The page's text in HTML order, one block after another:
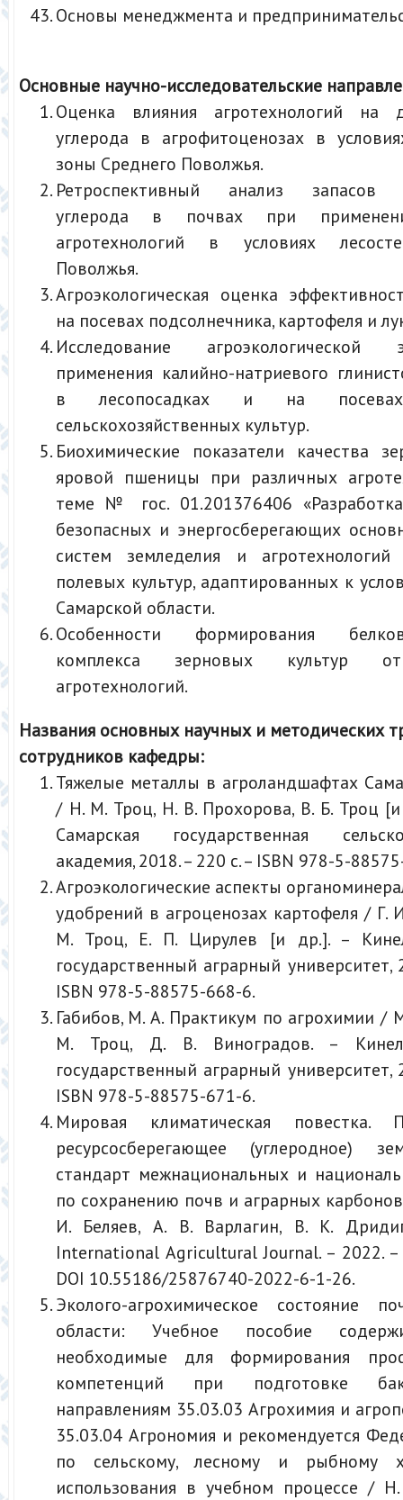
Основы менеджмента и
Основные научно-исследовательские
Оценка влияния агротехнологий на
углерода в агрофитоценозах в
зоны Среднего Поволжья.
Ретроспективный анализ запасов
углерода в почвах при
агротехнологий в условиях
Поволжья.
Агроэкологическая оценка
на посевах подсолнечника, картофеля и
Исследование агроэкологической
применения калийно-натриевого
в лесопосадках и на посевах
сельскохозяйственных культур.
Биохимические показатели качества
яровой пшеницы при различных
теме № гос. 01.201376406 «Разработка
безопасных и энергосберегающих
систем земледелия и агротехнологий
полевых культур, адаптированных к
Самарской области.
Особенности формирования
комплекса зерновых культур
агротехнологий.
Названия основных научных и методических
сотрудников кафедры:
Тяжелые металлы в агроландшафтах
/ Н. М. Троц, Н. В. Прохорова, В. Б. Троц
Самарская государственная
академия, 2018. – 220 с. – ISBN 978-5-
Агроэкологические аспекты
удобрений в агроценозах картофеля / Г.
М. Троц, Е. П. Цирулев [и др.]. –
государственный аграрный университет,
ISBN 978-5-88575-668-6.
Габибов, М. А. Практикум по агрохимии /
М. Троц, Д. В. Виноградов. –
государственный аграрный университет,
ISBN 978-5-88575-671-6.
Мировая климатическая повестка.
ресурсосберегающее (углеродное)
стандарт межнациональных и
по сохранению почв и аграрных
И. Беляев, А. В. Варлагин, В. К.
International Agricultural Journal. – 2022.
DOI 10.55186/25876740-2022-6-1-26.
Эколого-агрохимическое состояние
области: Учебное пособие
необходимые для формирования
компетенций при подготовке
направлениям 35.03.03 Агрохимия и
35.03.04 Агрономия и рекомендуется
по сельскому, лесному и рыбному
использования в учебном процессе /